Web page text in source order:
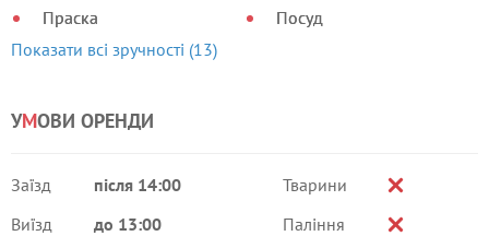
Праска
Посуд
Показати всі зручності (13)
УМОВИ ОРЕНДИ
Заїзд
після 14:00
Виїзд
до 13:00
Тварини
Паління